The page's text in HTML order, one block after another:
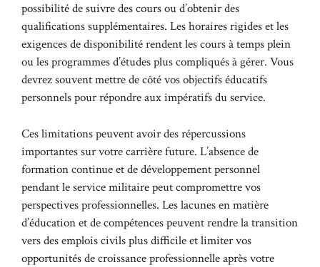
possibilité de suivre des cours ou d’obtenir des
qualifications supplémentaires. Les horaires rigides et les
exigences de disponibilité rendent les cours à temps plein
ou les programmes d’études plus compliqués à gérer. Vous
devrez souvent mettre de côté vos objectifs éducatifs
personnels pour répondre aux impératifs du service.
Ces limitations peuvent avoir des répercussions
importantes sur votre carrière future. L’absence de
formation continue et de développement personnel
pendant le service militaire peut compromettre vos
perspectives professionnelles. Les lacunes en matière
d’éducation et de compétences peuvent rendre la transition
vers des emplois civils plus difficile et limiter vos
opportunités de croissance professionnelle après votre